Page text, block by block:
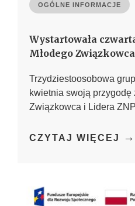
OGÓLNE INFORMACJE
Wystartowała
Młodego
Trzydziestoosobowa
kwietnia swoją przygodę
Związkowca i Lidera
CZYTAJ WIĘCEJ →